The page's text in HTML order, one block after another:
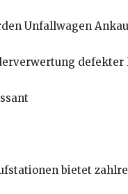
Unfallwagen
defekter
bietet